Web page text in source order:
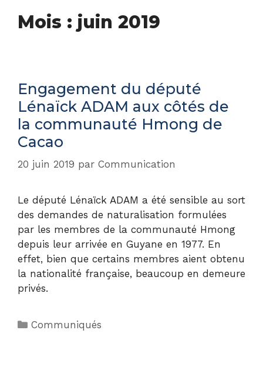
Mois : juin 2019
Engagement du député
Lénaïck ADAM aux côtés de
la communauté Hmong de
Cacao
20 juin 2019 par Communication
Le député Lénaïck ADAM a été sensible au sort
des demandes de naturalisation formulées
par les membres de la communauté Hmong
depuis leur arrivée en Guyane en 1977. En
effet, bien que certains membres aient obtenu
la nationalité française, beaucoup en demeure
privés.
Communiqués